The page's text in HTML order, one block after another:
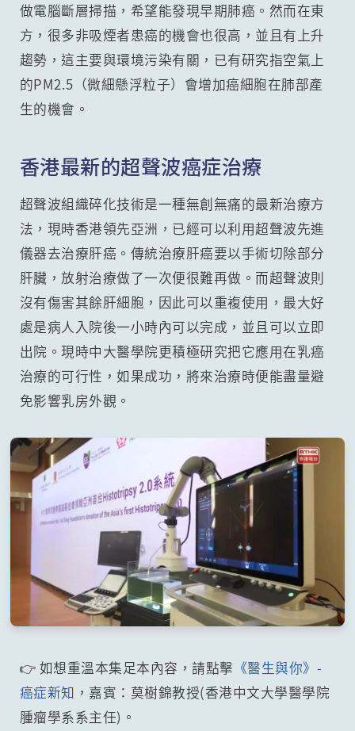
做電腦斷層掃描，希望能發現早期肺癌。然而在東
方，很多非吸煙者患癌的機會也很高，並且有上升
趨勢，這主要與環境污染有關，已有研究指空氣上
的PM2.5（微細懸浮粒子）會增加癌細胞在肺部產
生的機會。
香港最新的超聲波癌症治療
超聲波組織碎化技術是一種無創無痛的最新治療方
法，現時香港領先亞洲，已經可以利用超聲波先進
儀器去治療肝癌。傳統治療肝癌要以手術切除部分
肝臟，放射治療做了一次便很難再做。而超聲波則
沒有傷害其餘肝細胞，因此可以重複使用，最大好
處是病人入院後一小時內可以完成，並且可以立即
出院。現時中大醫學院更積極研究把它應用在乳癌
治療的可行性，如果成功，將來治療時便能盡量避
免影響乳房外觀。
👉 如想重溫本集足本內容，請點擊 《醫生與你》-
癌症新知 ，嘉賓：莫樹錦教授(香港中文大學醫學院
腫瘤學系系主任)。